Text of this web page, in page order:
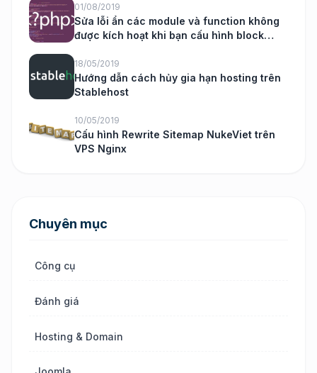
01/08/2019
Sửa lỗi ẩn các module và function không
được kích hoạt khi bạn cấu hình block
18/05/2019
Hướng dẫn cách hủy gia hạn hosting trên
Stablehost
10/05/2019
Cấu hình Rewrite Sitemap NukeViet trên
VPS Nginx
Chuyên mục
Công cụ
Đánh giá
Hosting & Domain